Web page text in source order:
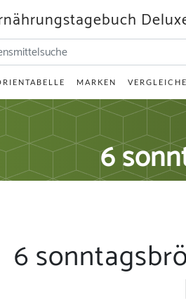
MARKEN
6
6